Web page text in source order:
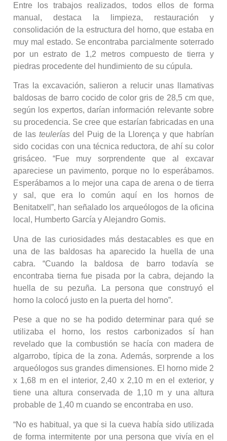
Entre los trabajos realizados, todos ellos de forma
manual, destaca la limpieza, restauración y
consolidación de la estructura del horno, que estaba en
muy mal estado. Se encontraba parcialmente soterrado
por un estrato de 1,2 metros compuesto de tierra y
piedras procedente del hundimiento de su cúpula.
Tras la excavación, salieron a relucir unas llamativas
baldosas de barro cocido de color gris de 28,5 cm que,
según los expertos, darían información relevante sobre
su procedencia. Se cree que estarían fabricadas en una
de las teuleríasdel Puig de la Llorença y que habrían
sido cocidas con una técnica reductora, de ahí su color
grisáceo. “Fue muy sorprendente que al excavar
apareciese un pavimento, porque no lo esperábamos.
Esperábamos a lo mejor una capa de arena o de tierra
y sal, que era lo común aquí en los hornos de
Benitatxell”, han señalado los arqueólogos de la oficina
local, Humberto García y Alejandro Gomis.
Una de las curiosidades más destacables es que en
una de las baldosas ha aparecido la huella de una
cabra. “Cuando la baldosa de barro todavía se
encontraba tierna fue pisada por la cabra, dejando la
huella de su pezuña. La persona que construyó el
horno la colocó justo en la puerta del horno”.
Pese a que no se ha podido determinar para qué se
utilizaba el horno, los restos carbonizados sí han
revelado que la combustión se hacía con madera de
algarrobo, típica de la zona. Además, sorprende a los
arqueólogos sus grandes dimensiones. El horno mide 2
x 1,68 m en el interior, 2,40 x 2,10 m en el exterior, y
tiene una altura conservada de 1,10 m y una altura
probable de 1,40 m cuando se encontraba en uso.
“No es habitual, ya que si la cueva había sido utilizada
de forma intermitente por una persona que vivía en el